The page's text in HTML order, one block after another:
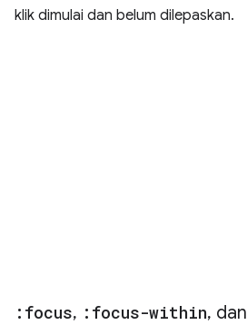
klik dimulai dan belum dilepaskan.
:focus, :focus-within, dan